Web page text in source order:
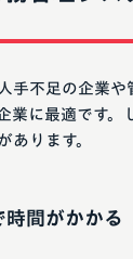
手不足の企業
業に最適です。
あります。
間がかかる